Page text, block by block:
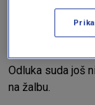
Wilmers je u
proizvođača
Odluka suda još
na žalbu.